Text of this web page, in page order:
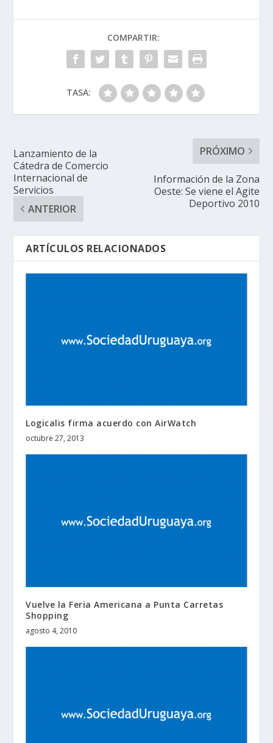
COMPARTIR:
TASA:
Lanzamiento de la
Cátedra de Comercio
Internacional de
Servicios
ANTERIOR
PRÓXIMO
Información de la Zona
Oeste: Se viene el Agite
Deportivo 2010
ARTÍCULOS RELACIONADOS
Logicalis firma acuerdo con AirWatch
octubre 27, 2013
Vuelve la Feria Americana a Punta Carretas
Shopping
agosto 4, 2010